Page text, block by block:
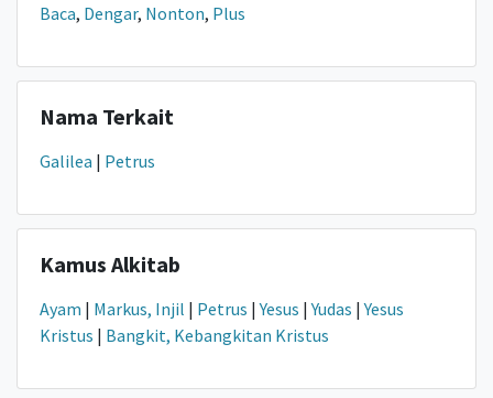
Baca, Dengar, Nonton, Plus
Nama Terkait
Galilea | Petrus
Kamus Alkitab
Ayam | Markus, Injil | Petrus |Yesus |Yudas |Yesus
Kristus | Bangkit, Kebangkitan Kristus